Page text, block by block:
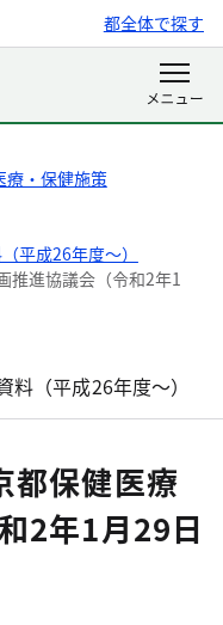
都全体で探す
療・保健施策
平成26年度～）
推進協議会（令和2年1
（平成26年度～）
都保健医療
2年1月29日